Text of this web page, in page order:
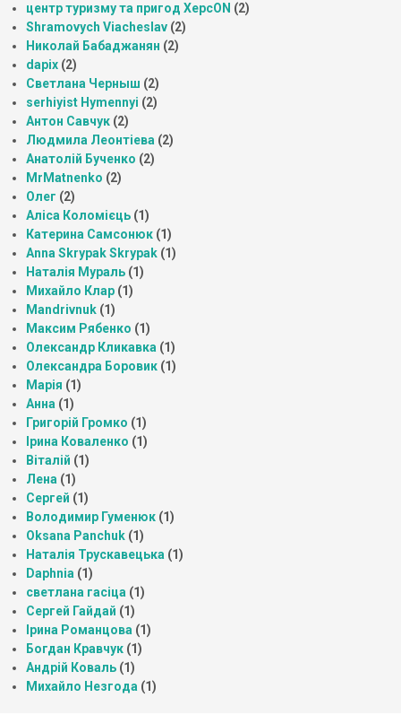
центр туризму та пригод ХерсON (2)
Shramovych Viacheslav (2)
Николай Бабаджанян (2)
dapix (2)
Светлана Черныш (2)
serhiyist Hymennyi (2)
Антон Савчук (2)
Людмила Леонтіева (2)
Анатолій Бученко (2)
MrMatnenko (2)
Олег (2)
Аліса Коломієць (1)
Катерина Самсонюк (1)
Anna Skrypak Skrypak (1)
Наталія Мураль (1)
Михайло Клар (1)
Mandrivnuk (1)
Максим Рябенко (1)
Олександр Кликавка (1)
Олександра Боровик (1)
Марія (1)
Анна (1)
Григорій Громко (1)
Ірина Коваленко (1)
Віталій (1)
Лена (1)
Сергей (1)
Володимир Гуменюк (1)
Oksana Panchuk (1)
Наталія Трускавецька (1)
Daphnia (1)
светлана гасіца (1)
Сергей Гайдай (1)
Ірина Романцова (1)
Богдан Кравчук (1)
Андрій Коваль (1)
Михайло Незгода (1)